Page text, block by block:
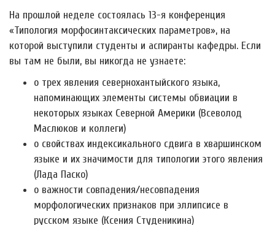
На прошлой неделе состоялась 13-я конференция
«Типология морфосинтаксических параметров», на
которой выступили студенты и аспиранты кафедры. Если
вы там не были, вы никогда не узнаете:
о трех явления севернохантыйского языка,
напоминающих элементы системы обвиации в
некоторых языках Северной Америки (Всеволод
Маслюков и коллеги)
о свойствах индексикального сдвига в хваршинском
языке и их значимости для типологии этого явления
(Лада Паско)
о важности совпадения/несовпадения
морфологических признаков при эллипсисе в
русском языке (Ксения Студеникина)